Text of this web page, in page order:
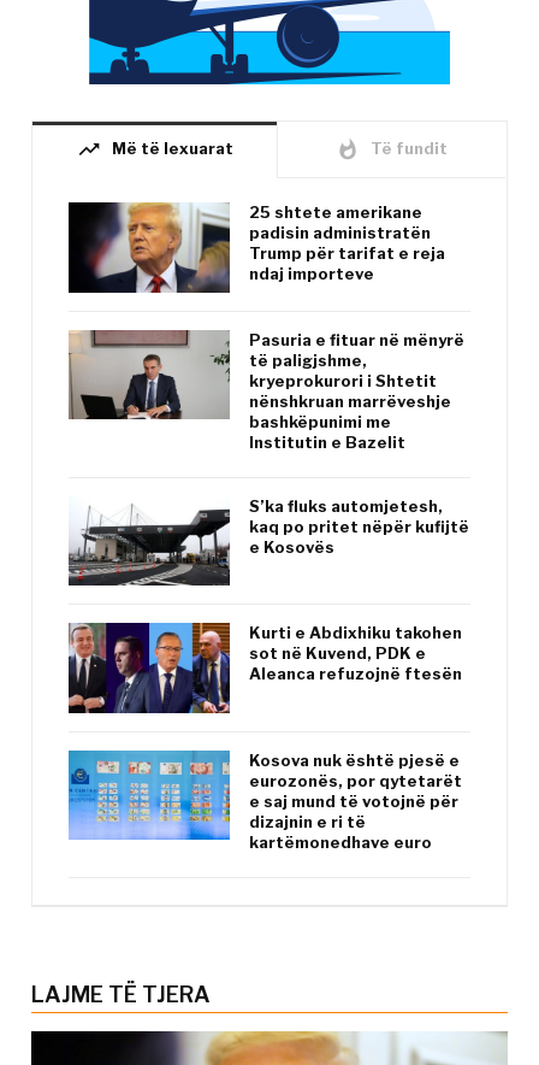
trending_up Më të lexuarat whatshot Të fundit
25 shtete amerikane
padisin administratën
Trump për tarifat e reja
ndaj importeve
Pasuria e fituar në mënyrë
të paligjshme,
kryeprokurori i Shtetit
nënshkruan marrëveshje
bashkëpunimi me
Institutin e Bazelit
S’ka fluks automjetesh,
kaq po pritet nëpër kufijtë
e Kosovës
Kurti e Abdixhiku takohen
sot në Kuvend, PDK e
Aleanca refuzojnë ftesën
Kosova nuk është pjesë e
eurozonës, por qytetarët
e saj mund të votojnë për
dizajnin e ri të
kartëmonedhave euro
LAJME TË TJERA